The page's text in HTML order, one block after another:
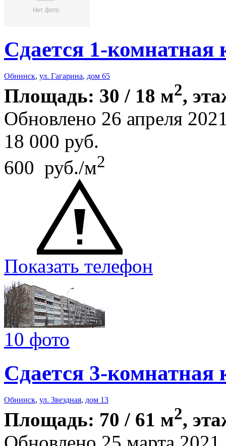
Сдается 1-комнатная
Обнинск, ул. Гагарина, дом 65
Площадь: 30 / 18 м2,
Обновлено 26 апреля
18 000 руб.
600 руб./м2
Показать телефон
10 фото
Сдается 3-комнатная
Обнинск, ул. Звездная, дом 13
Площадь: 70 / 61 м2,